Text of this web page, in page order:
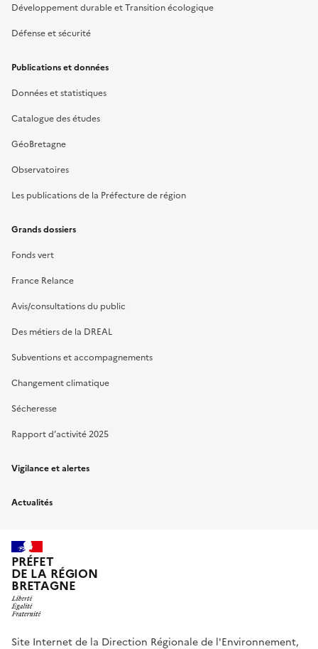
Développement durable et Transition écologique
Défense et sécurité
Publications et données
Données et statistiques
Catalogue des études
GéoBretagne
Observatoires
Les publications de la Préfecture de région
Grands dossiers
Fonds vert
France Relance
Avis/consultations du public
Des métiers de la DREAL
Subventions et accompagnements
Changement climatique
Sécheresse
Rapport d’activité 2025
Vigilance et alertes
Actualités
PRÉFET
DE LA RÉGION
BRETAGNE
Site Internet de la Direction Régionale de l'Environnement,